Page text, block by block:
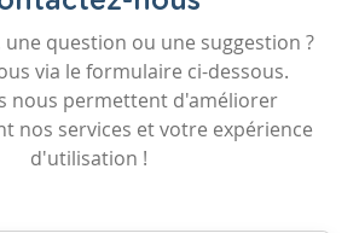
question ou une suggestion ?
via le formulaire ci-dessous.
nous permettent d'améliorer
nos services et votre expérience
d'utilisation !